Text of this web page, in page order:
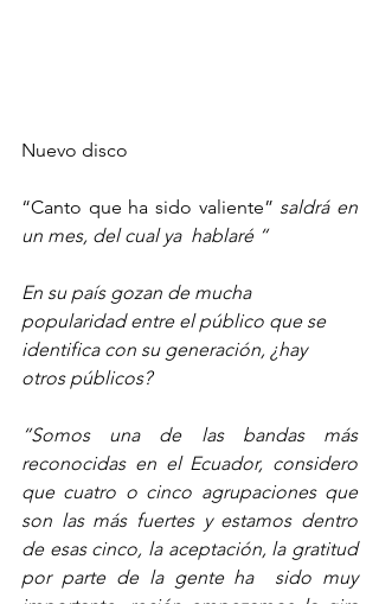
Nuevo disco
“Canto que ha sido valiente” saldrá en
un mes, del cual ya  hablaré “
En su país gozan de mucha
popularidad entre el público que se
identifica con su generación, ¿hay
otros públicos?
“Somos una de las bandas más
reconocidas en el Ecuador, considero
que cuatro o cinco agrupaciones que
son las más fuertes y estamos dentro
de esas cinco, la aceptación, la gratitud
por parte de la gente ha  sido muy